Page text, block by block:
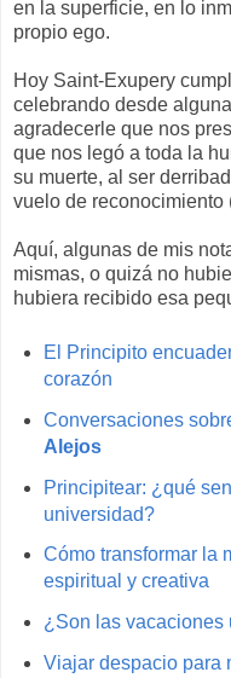
en la superficie, en lo
propio ego.
Hoy Saint-Exupery
celebrando desde
agradecerle que nos
que nos legó a toda la
su muerte, al ser
vuelo de reconocimiento
Aquí, algunas de mis
mismas, o quizá no
hubiera recibido esa
El Principito
corazón
Conversaciones
Alejos
Principitear: ¿qué
universidad?
Cómo transformar la
espiritual y creativa
¿Son las vacaciones
Viajar despacio para